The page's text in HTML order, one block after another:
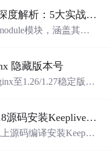
场景解锁Nginx头管理进阶架构
模块，涵盖其突
路由、CDN缓存优
换，并涉及OpenRes
隐藏版本号
至1.26/1.27稳定版或
nginx-module模块配
s和more_set_header
【Keepalived】AlmaLinux 9.8源码安装Keeplived-2.4.0
源码编译安装Keepali